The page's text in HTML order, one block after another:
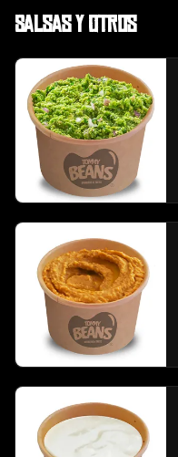
Salsas y Otros